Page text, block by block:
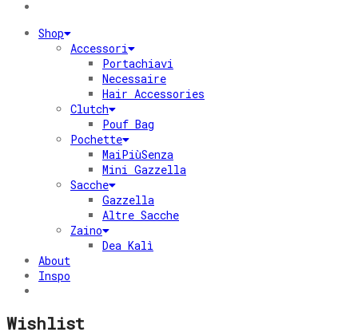
Shop
Accessori
Portachiavi
Necessaire
Hair Accessories
Clutch
Pouf Bag
Pochette
MaiPiùSenza
Mini Gazzella
Sacche
Gazzella
Altre Sacche
Zaino
Dea Kalì
About
Inspo
Wishlist